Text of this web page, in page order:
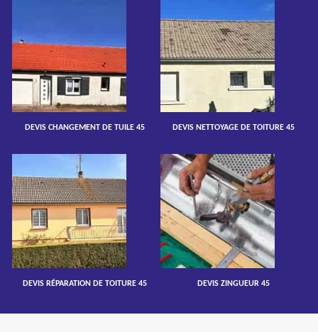
DEVIS CHANGEMENT DE TUILE 45 DEVIS NETTOYAGE DE TOITURE 45
DEVIS RÉPARATION DE TOITURE 45 DEVIS ZINGUEUR 45